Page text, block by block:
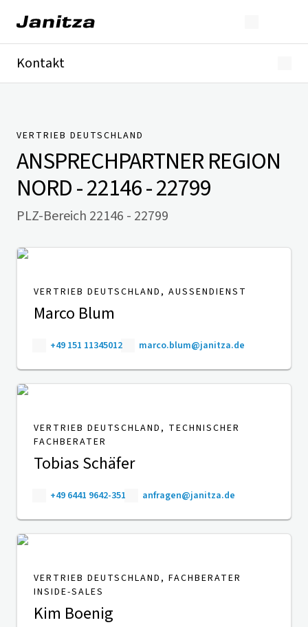
Kontakt
Presse
VERTRIEB DEUTSCHLAND
ANSPRECHPARTNERREGION
NORD - 22146 - 22799
PLZ-Bereich 22146 - 22799
VERTRIEB DEUTSCHLAND, AUSSENDIENST
Marco Blum
+49 151 11345012 marco.blum@janitza.de
VERTRIEB DEUTSCHLAND, TECHNISCHER
FACHBERATER
Tobias Schäfer
+49 6441 9642-351 anfragen@janitza.de
VERTRIEB DEUTSCHLAND, FACHBERATER
INSIDE-SALES
Kim Boenig